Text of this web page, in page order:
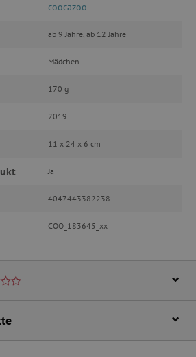
coocazoo
ab 9 Jahre, ab 12 Jahre
Mädchen
170 g
2019
11 x 24 x 6 cm
Ja
4047443382238
COO_183645_xx
und die Kontoverwaltung.
nicht ordnungsgemäß